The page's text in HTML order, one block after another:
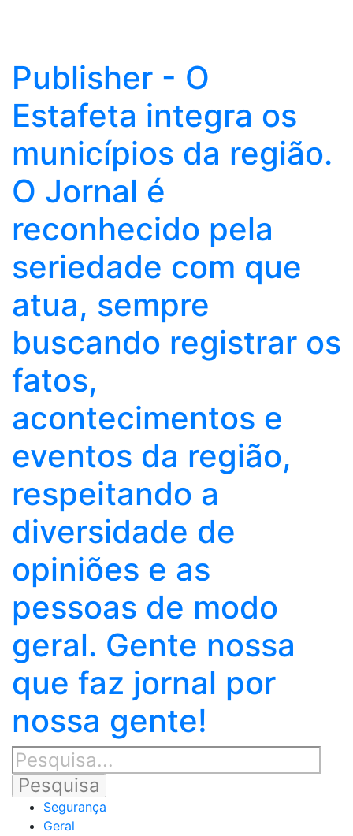
Publisher - O
Estafeta integra os
municípios da região.
O Jornal é
reconhecido pela
seriedade com que
atua, sempre
buscando registrar os
fatos,
acontecimentos e
eventos da região,
respeitando a
diversidade de
opiniões e as
pessoas de modo
geral. Gente nossa
que faz jornal por
nossa gente!
Segurança
Geral